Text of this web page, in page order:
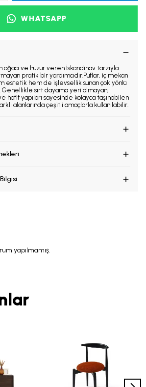
WHATSAPP
ağacı ve huzur veren İskandinav tarzıyla
pratik bir yardımcıdır.Puflar, iç mekan
estetik hem de işlevsellik sunan çok yönlü
Genellikle sırt dayama yeri olmayan,
hafif yapıları sayesinde kolayca taşınabilen
alanlarında çeşitli amaçlarla kullanılabilir.
yapılmamış.